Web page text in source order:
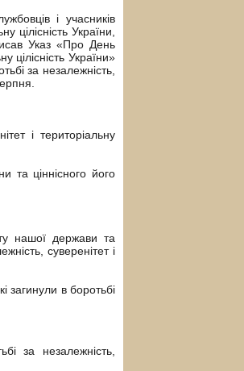
і учасників
цілісність України,
Указ «Про День
цілісність України»
за незалежність,
і територіальну
та ціннісного його
нашої держави та
суверенітет і
загинули в боротьбі
за незалежність,